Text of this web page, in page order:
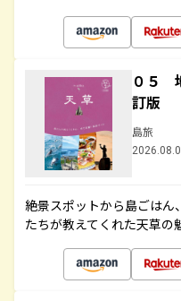
０５
訂版
島旅
絶景スポットから島ごはん
たちが教えてくれた天草の